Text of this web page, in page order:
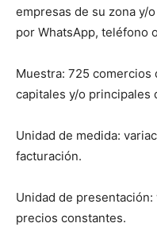
empresas de su zona y/
por WhatsApp, teléfono
Muestra: 725 comercios
capitales y/o principales
Unidad de medida:
facturación.
Unidad de
precios constantes.